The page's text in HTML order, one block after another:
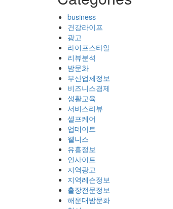
business
건강라이프
광고
라이프스타일
리뷰분석
밤문화
부산업체정보
비즈니스경제
생활교육
서비스리뷰
셀프케어
업데이트
웰니스
유흥정보
인사이트
지역광고
지역레슨정보
출장전문정보
해운대밤문화